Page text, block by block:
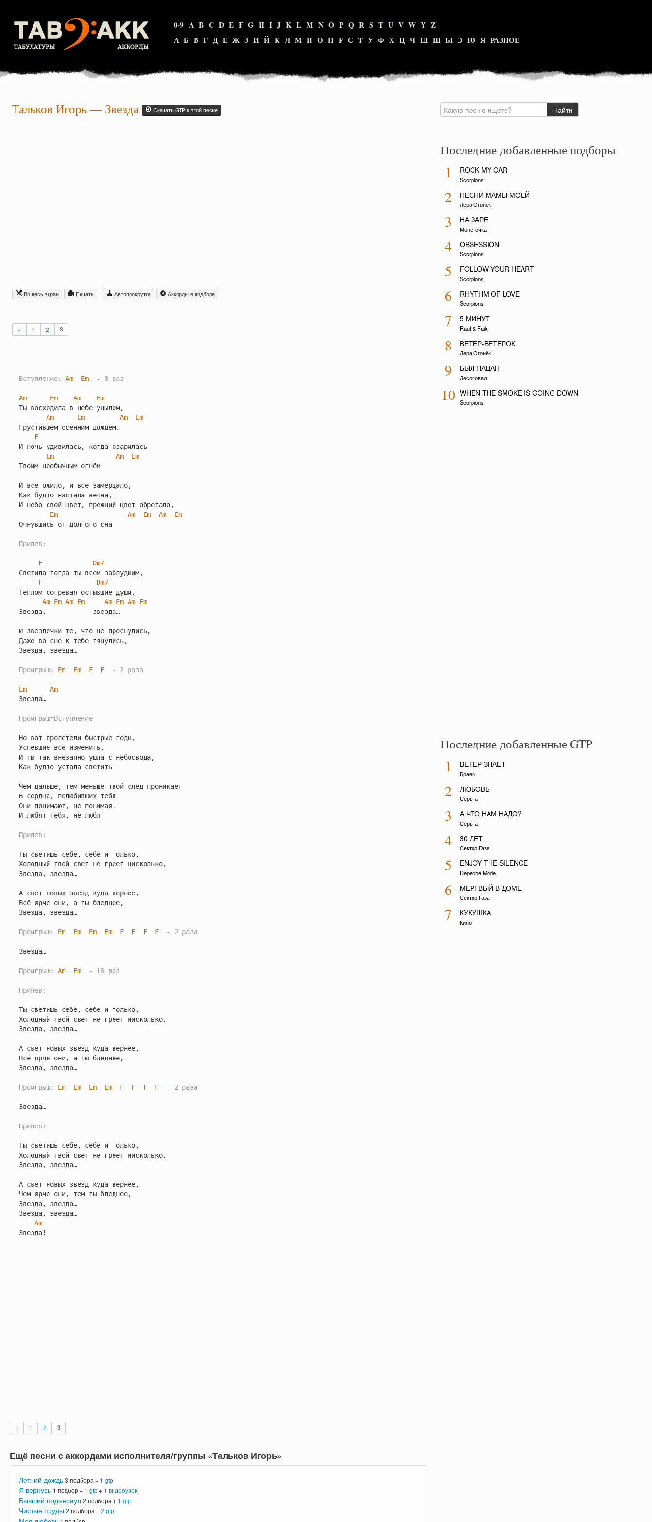
0-9 A B C D E F G H I J K L M N O P Q R S T U V W Y Z
А Б В Г Д Е Ж З И Й К Л М Н О П Р С Т У Ф Х Ц Ч Ш Щ Ы Э Ю Я РАЗНОЕ
Тальков Игорь—Звезда Скачать GTP к этой песне
Во весь экран Печать Автопрокрутка Aккорды в подборе
« 1 2 3
Вступление: Am Em
  - 8 раз
Am Em Am
Em
Ты восходила в небе унылом,
Am
Em Am
Em
Грустившем осенним дождём,
F
И ночь удивилась, когда озарилась
Em
Am
Em
Твоим необычным огнём
И всё ожило, и всё замерцало,
Как будто настала весна,
И небо свой цвет, прежний цвет обретало,
Em
Am Em Am
Em
Очнувшись от долгого сна
Припев:
F
Dm7
Светила тогда ты всем заблудшим,
F
Dm7
Теплом согревая остывшие души,
Am Em Am Em Am Em Am Em
Звезда,            звезда…
И звёздочки те, что не проснулись,
Даже во сне к тебе тянулись,
Звезда, звезда…
Проигрыш: Em Em F F
  - 2 раза
Em
Am
Звезда…
Проигрыш=Вступление
Но вот пролетели быстрые годы,
Успевшие всё изменить,
И ты так внезапно ушла с небосвода,
Как будто устала светить
Чем дальше, тем меньше твой след проникает
В сердца, полюбивших тебя
Они понимают, не понимая,
И любят тебя, не любя
Припев:
Ты светишь себе, себе и только,
Холодный твой свет не греет нисколько,
Звезда, звезда…
А свет новых звёзд куда вернее,
Всё ярче они, а ты бледнее,
Звезда, звезда…
Проигрыш: Em Em Em Em F F F F
  - 2 раза
Звезда…
Проигрыш: Am Em
  - 16 раз
Припев:
Ты светишь себе, себе и только,
Холодный твой свет не греет нисколько,
Звезда, звезда…
А свет новых звёзд куда вернее,
Всё ярче они, а ты бледнее,
Звезда, звезда…
Проигрыш: Em Em Em Em F F F F
  - 2 раза
Звезда…
Припев:
Ты светишь себе, себе и только,
Холодный твой свет не греет нисколько,
Звезда, звезда…
А свет новых звёзд куда вернее,
Чем ярче они, тем ты бледнее,
Звезда, звезда…
Звезда, звезда…
Am
Звезда!
« 1 2 3
Ещё песни с аккордами исполнителя/группы «Тальков Игорь»
Летний дождь 3 подбора + 1 gtp
Я вернусь 1 подбор + 1 gtp+ 1 видеоурок
Бывший подъесаул 2 подбора + 1 gtp
Чистые пруды 2 подбора + 2 gtp
Последние добавленные подборы
1 ROCK MY CAR
Scorpions
2 ПЕСНИ МАМЫ МОЕЙ
Лера Огонёк
3 НА ЗАРЕ
Монеточка
4 OBSESSION
Scorpions
5 FOLLOW YOUR HEART
Scorpions
6 RHYTHM OF LOVE
Scorpions
7 5 МИНУТ
Rauf & Faik
8 ВЕТЕР-ВЕТЕРОК
Лера Огонёк
9 БЫЛ ПАЦАН
Лесоповал
10 WHEN THE SMOKE IS GOING DOWN
Scorpions
Последние добавленные GTP
1 ВЕТЕР ЗНАЕТ
Браво
2 ЛЮБОВЬ
СерьГа
3 А ЧТО НАМ НАДО?
СерьГа
4 30 ЛЕТ
Сектор Газа
5 ENJOY THE SILENCE
Depeche Mode
6 МЕРТВЫЙ В ДОМЕ
Сектор Газа
7 КУКУШКА
Кино